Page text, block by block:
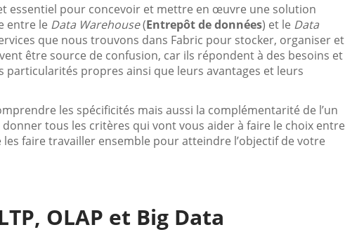
essentiel pour concevoir et mettre en œuvre une solution
entre le Data Warehouse(Entrepôt de données) et le Data
que nous trouvons dans Fabric pour stocker, organiser et
être source de confusion, car ils répondent à des besoins et
particularités propres ainsi que leurs avantages et leurs
les spécificités mais aussi la complémentarité de l’un
donner tous les critères qui vont vous aider à faire le choix entre
les faire travailler ensemble pour atteindre l’objectif de votre
OLAP et Big Data